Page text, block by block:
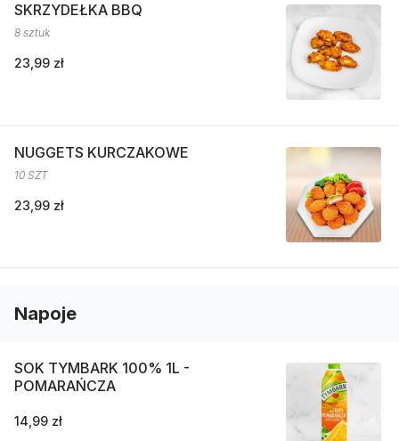
SKRZYDEŁKA BBQ
8 sztuk
23,99 zł
NUGGETS KURCZAKOWE
10 SZT
23,99 zł
Napoje
SOK TYMBARK 100% 1L -
POMARAŃCZA
14,99 zł